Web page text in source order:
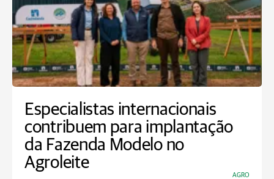
Especialistas internacionais
contribuem para implantação
da Fazenda Modelo no
Agroleite
AGRO